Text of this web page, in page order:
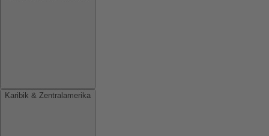
Karibik & Zentralamerika